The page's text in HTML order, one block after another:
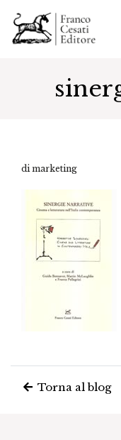
di marketing
Torna al blog